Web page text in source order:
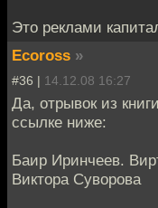
Это реклами
Ecoross »
#36 | 14.12.08 16:27
Да, отрывок из
ссылке ниже:
Баир Иринчеев.
Виктора Суворова